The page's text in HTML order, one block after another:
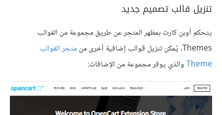
تنزيل قالب تصميم جديد
يتحكم أوبن كارت بمظهر المتجر عن طريق مجموعة من القوالب
Themes. يُمكن تنزيل قوالب إضافية أخرى من
متجر القوالب
Themeوالذي يوفر مجموعة من الإضافات: